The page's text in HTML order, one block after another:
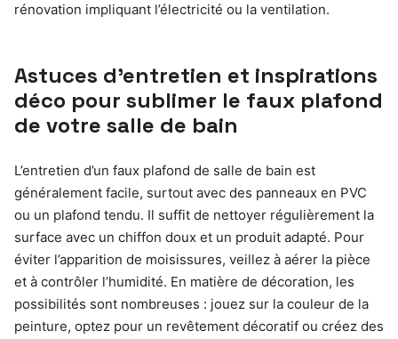
rénovation impliquant l’électricité ou la ventilation.
Astuces d’entretien et inspirations
déco pour sublimer le faux plafond
de votre salle de bain
L’entretien d’un faux plafond de salle de bain est
généralement facile, surtout avec des panneaux en PVC
ou un plafond tendu. Il suffit de nettoyer régulièrement la
surface avec un chiffon doux et un produit adapté. Pour
éviter l’apparition de moisissures, veillez à aérer la pièce
et à contrôler l’humidité. En matière de décoration, les
possibilités sont nombreuses : jouez sur la couleur de la
peinture, optez pour un revêtement décoratif ou créez des